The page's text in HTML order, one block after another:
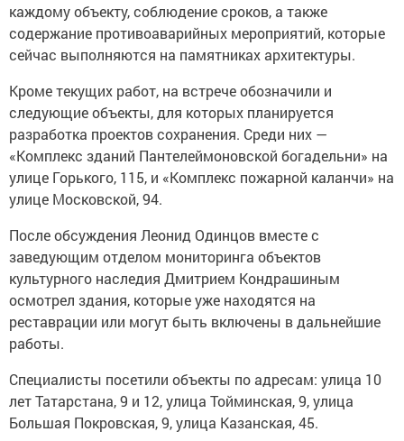
каждому объекту, соблюдение сроков, а также
содержание противоаварийных мероприятий, которые
сейчас выполняются на памятниках архитектуры.
Кроме текущих работ, на встрече обозначили и
следующие объекты, для которых планируется
разработка проектов сохранения. Среди них —
«Комплекс зданий Пантелеймоновской богадельни» на
улице Горького, 115, и «Комплекс пожарной каланчи» на
улице Московской, 94.
После обсуждения Леонид Одинцов вместе с
заведующим отделом мониторинга объектов
культурного наследия Дмитрием Кондрашиным
осмотрел здания, которые уже находятся на
реставрации или могут быть включены в дальнейшие
работы.
Специалисты посетили объекты по адресам: улица 10
лет Татарстана, 9 и 12, улица Тойминская, 9, улица
Большая Покровская, 9, улица Казанская, 45.